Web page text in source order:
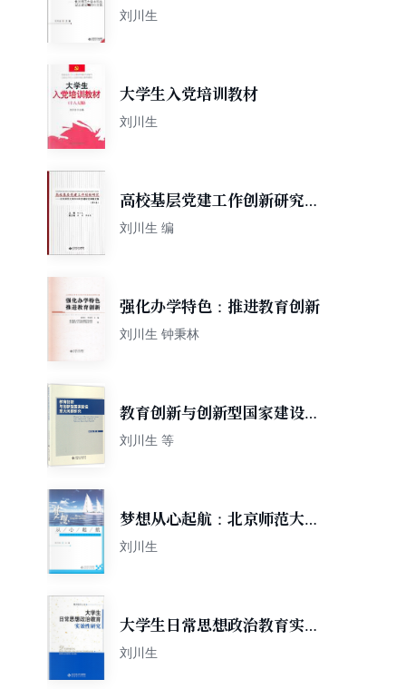
刘川生
大学生入党培训教材
刘川生
高校基层党建工作创新研究
（第4卷）
刘川生 编
强化办学特色：推进教育创新
刘川生 钟秉林
教育创新与创新型国家建设重
大问题研究
刘川生 等
梦想从心起航：北京师范大学
十佳大学生风采录
刘川生
大学生日常思想政治教育实效
性研究
刘川生